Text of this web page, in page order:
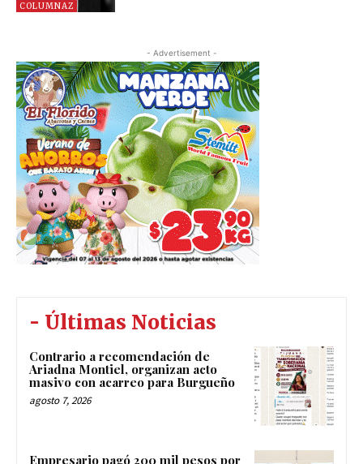
COLUMNAZ
- Advertisement -
- Últimas Noticias
Contrario a recomendación de
Ariadna Montiel, organizan acto
masivo con acarreo para Burgueño
agosto 7, 2026
Empresario pagó 200 mil pesos por